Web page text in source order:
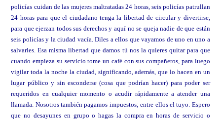
policías cuidan de las mujeres maltratadas 24 horas, seis policías patrullan
24 horas para que el ciudadano tenga la libertad de circular y divertirse,
para que ejerzan todos sus derechos y aquí no se queja nadie de que están
seis policías y la ciudad vacía. Diles a ellos que vayamos de uno en uno a
salvarles. Esa misma libertad que damos tú nos la quieres quitar para que
cuando empieza su servicio tome un café con sus compañeros, para luego
vigilar toda la noche la ciudad, significando, además, que lo hacen en un
lugar público y sin esconderse (cosa que podrían hacer) para poder ser
requeridos en cualquier momento o acudir rápidamente a atender una
llamada. Nosotros también pagamos impuestos; entre ellos el tuyo. Espero
que no desayunes en grupo o hagas la compra en horas de servicio o